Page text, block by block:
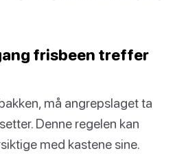
frisbeen treffer
må angrepslaget ta
Denne regelen kan
med kastene sine.